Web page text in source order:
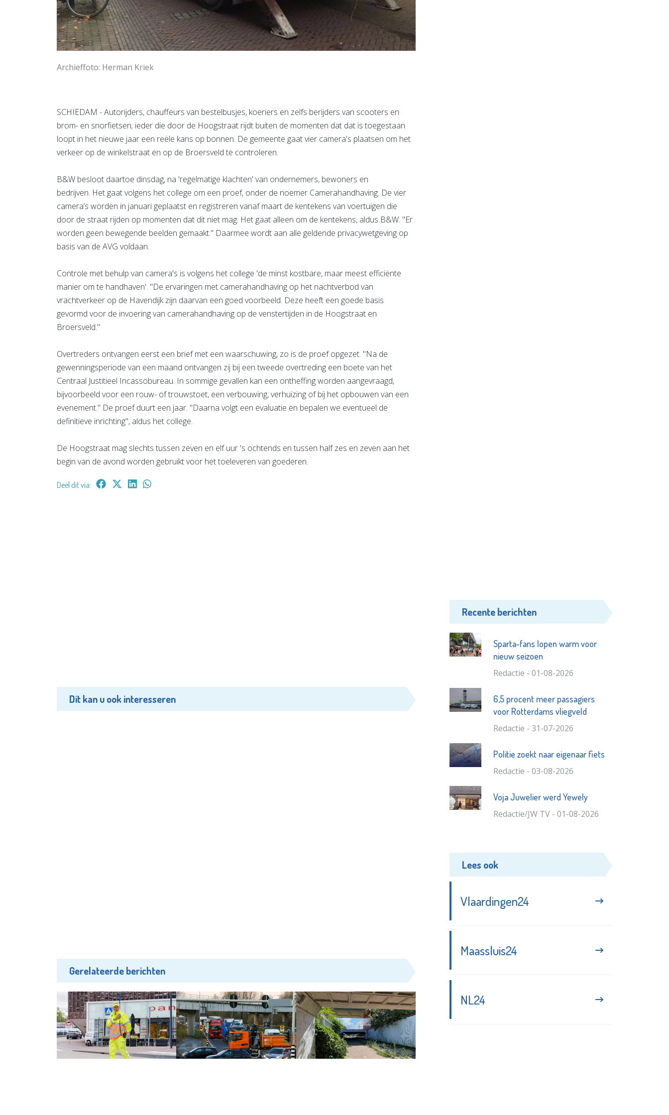
Archieffoto: Herman Kriek
SCHIEDAM - Autorijders, chauffeurs van bestelbusjes, koeriers en zelfs berijders van scooters en
brom- en snorfietsen; ieder die door de Hoogstraat rijdt buiten de momenten dat dat is toegestaan
loopt in het nieuwe jaar een reële kans op bonnen. De gemeente gaat vier camera's plaatsen om het
verkeer op de winkelstraat en op de Broersveld te controleren.
B&W besloot daartoe dinsdag, na 'regelmatige klachten' van ondernemers, bewoners en
bedrijven. Het gaat volgens het college om een proef, onder de noemer Camerahandhaving. De vier
camera’s worden in januari geplaatst en registreren vanaf maart de kentekens van voertuigen die
door de straat rijden op momenten dat dit niet mag. Het gaat alleen om de kentekens, aldus B&W. "Er
worden geen bewegende beelden gemaakt." Daarmee wordt aan alle geldende privacywetgeving op
basis van de AVG voldaan.
Controle met behulp van camera's is volgens het college 'de minst kostbare, maar meest efficiënte
manier om te handhaven'. "De ervaringen met camerahandhaving op het nachtverbod van
vrachtverkeer op de Havendijk zijn daarvan een goed voorbeeld. Deze heeft een goede basis
gevormd voor de invoering van camerahandhaving op de venstertijden in de Hoogstraat en
Broersveld."
Overtreders ontvangen eerst een brief met een waarschuwing, zo is de proef opgezet. "Na de
gewenningsperiode van een maand ontvangen zij bij een tweede overtreding een boete van het
Centraal Justitieel Incassobureau. In sommige gevallen kan een ontheffing worden aangevraagd,
bijvoorbeeld voor een rouw- of trouwstoet, een verbouwing, verhuizing of bij het opbouwen van een
evenement." De proef duurt een jaar. "Daarna volgt een evaluatie en bepalen we eventueel de
definitieve inrichting", aldus het college.
De Hoogstraat mag slechts tussen zeven en elf uur 's ochtends en tussen half zes en zeven aan het
begin van de avond worden gebruikt voor het toeleveren van goederen.
Deel dit via:
Dit kan u ook interesseren
Gerelateerde berichten
Recente berichten
Sparta-fans lopen warm voor
nieuw seizoen
Redactie - 01-08-2026
6,5 procent meer passagiers
voor Rotterdams vliegveld
Redactie - 31-07-2026
Politie zoekt naar eigenaar fiets
Redactie - 03-08-2026
Voja Juwelier werd Yewely
Redactie/JW TV - 01-08-2026
Lees ook
Vlaardingen24
Maassluis24
NL24